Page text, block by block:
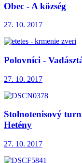
Obec - A község
27. 10. 2017
Polovníci -
27. 10. 2017
Stolnotenisový
Hetény
27. 10. 2017